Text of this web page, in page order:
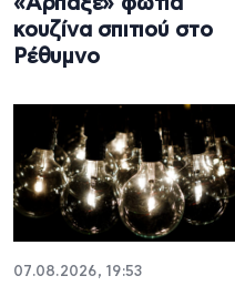
«Άρπαξε» φωτιά
κουζίνα σπιτιού στο
Ρέθυμνο
07.08.2026, 19:53